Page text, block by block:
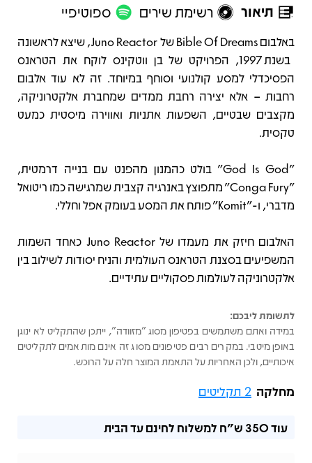
תיאור רשימת שירים ספוטיפיי
תיאור
באלבום Bible Of Dreams של Juno Reactor, שיצא לראשונה
בשנת 1997, הפרויקט של בן ווטקינס לוקח את הטראנס
הפסיכדלי למסע קולנועי וסוחף במיוחד. זה לא עוד אלבום
רחבות – אלא יצירה רחבת ממדים שמחברת אלקטרוניקה,
מקצבים שבטיים, השפעות אתניות ואווירה מיסטית כמעט
טקסית.
"God Is God" בולט כהמנון מהפנט עם בנייה דרמטית,
"Conga Fury" מתפוצץ באנרגיה קצבית שמרגישה כמו ריטואל
מדברי, ו-"Komit" פותח את המסע בעומק אפל וחללי.
האלבום חיזק את מעמדו של Juno Reactor כאחד השמות
המשפיעים בסצנת הטראנס העולמית והניח יסודות לשילוב בין
אלקטרוניקה לעולמות פסקוליים עתידיים.
לתשומת ליבכם:
במידה ואתם משתמשים בפטיפון מסוג "מזוודה", ייתכן שהתקליט לא ינוגן
באופן מיטבי. במקרים רבים פטיפונים מסוג זה אינם מותאמים לתקליטים
איכותיים, ולכן האחריות על התאמת המוצר חלה על הרוכש.
מחלקה 2 תקליטים
עוד350 ש"ח למשלוח לחינם עד הבית